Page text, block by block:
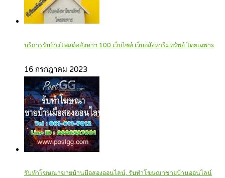
บริการรับจ้างโพสต์อสังหาฯ 100 เว็บไซต์ เว็บอสังหาริมทรัพย์ โดยเฉพาะ
16 กรกฎาคม 2023
รับทำโฆษณาขายบ้านมือสองออนไลน์, รับทำโฆษณาขายบ้านออนไลน์